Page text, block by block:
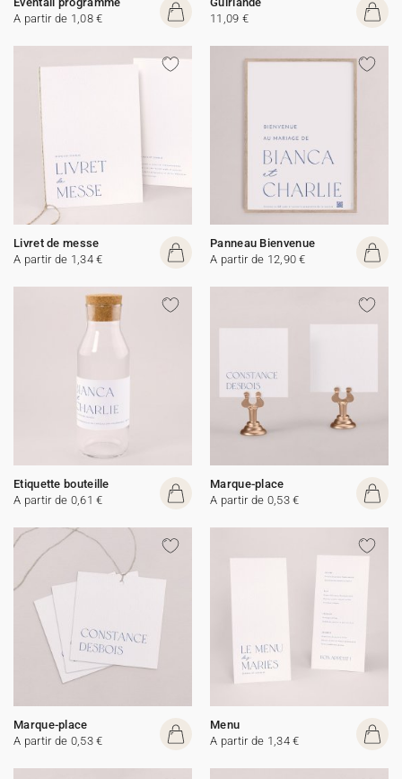
A partir de 1,08 €
11,09 €
Livret de messe
A partir de 1,34 €
Panneau Bienvenue
A partir de 12,90 €
Etiquette bouteille
A partir de 0,61 €
Marque-place
A partir de 0,53 €
Marque-place
A partir de 0,53 €
Menu
A partir de 1,34 €